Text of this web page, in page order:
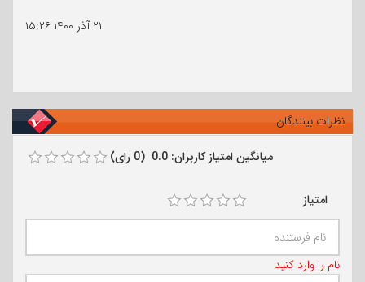
۲۱ آذر ۱۴۰۰
۱۵:۲۶
نظرات بینندگان
میانگین امتیاز کاربران: 0.0 (0 رای)
امتیاز
نام را وارد کنید